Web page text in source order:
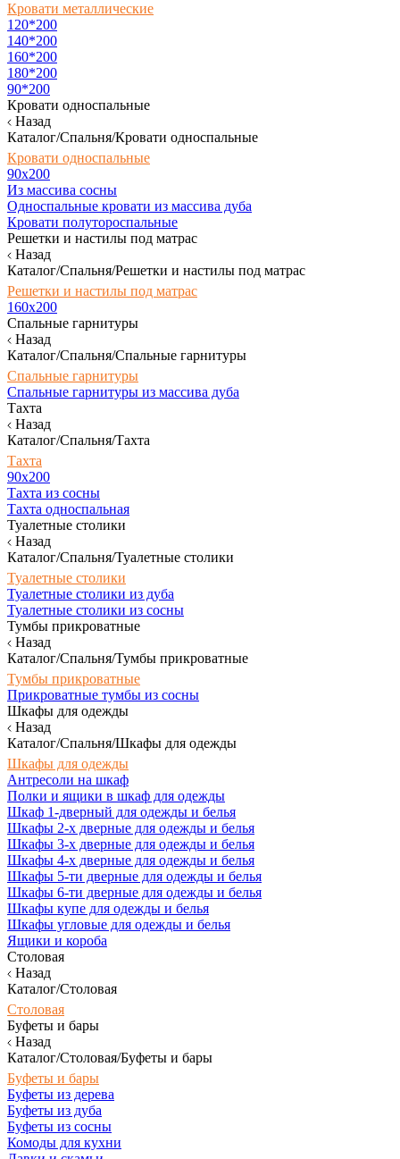
Кровати металлические
120*200
140*200
160*200
180*200
90*200
Кровати односпальные
Назад
Каталог/Спальня/Кровати односпальные
Кровати односпальные
90х200
Из массива сосны
Односпальные кровати из массива дуба
Кровати полутороспальные
Решетки и настилы под матрас
Назад
Каталог/Спальня/Решетки и настилы под матрас
Решетки и настилы под матрас
160х200
Спальные гарнитуры
Назад
Каталог/Спальня/Спальные гарнитуры
Спальные гарнитуры
Спальные гарнитуры из массива дуба
Тахта
Назад
Каталог/Спальня/Тахта
Тахта
90х200
Тахта из сосны
Тахта односпальная
Туалетные столики
Назад
Каталог/Спальня/Туалетные столики
Туалетные столики
Туалетные столики из дуба
Туалетные столики из сосны
Тумбы прикроватные
Назад
Каталог/Спальня/Тумбы прикроватные
Тумбы прикроватные
Прикроватные тумбы из сосны
Шкафы для одежды
Назад
Каталог/Спальня/Шкафы для одежды
Шкафы для одежды
Антресоли на шкаф
Полки и ящики в шкаф для одежды
Шкаф 1-дверный для одежды и белья
Шкафы 2-х дверные для одежды и белья
Шкафы 3-х дверные для одежды и белья
Шкафы 4-х дверные для одежды и белья
Шкафы 5-ти дверные для одежды и белья
Шкафы 6-ти дверные для одежды и белья
Шкафы купе для одежды и белья
Шкафы угловые для одежды и белья
Ящики и короба
Столовая
Назад
Каталог/Столовая
Столовая
Буфеты и бары
Назад
Каталог/Столовая/Буфеты и бары
Буфеты и бары
Буфеты из дерева
Буфеты из дуба
Буфеты из сосны
Комоды для кухни